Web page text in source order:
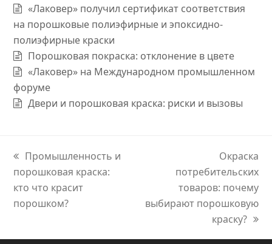
«Лаковер» получил сертификат соответствия
на порошковые полиэфирные и эпоксидно-
полиэфирные краски
Порошковая покраска: отклонение в цвете
«Лаковер» на Международном промышленном
форуме
Двери и порошковая краска: риски и вызовы
previous
post:
Промышленность и
порошковая краска:
кто что красит
порошком?
next
post:
Окраска
потребительских
товаров: почему
выбирают порошковую
краску?